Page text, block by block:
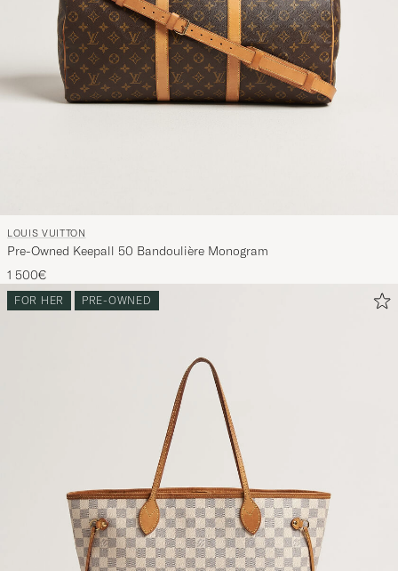
LOUIS VUITTON
Pre-Owned Keepall 50 Bandoulière Monogram
1 500€
FOR HER PRE-OWNED